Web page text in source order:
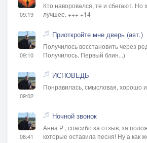
09:19
Кто наворовался, те и сбегают. Но
лучшее. +++ +14
09:10
Приоткройте мне дверь (авт.)
Получилось восстановить через
Получилось. Первый блин...)
09:02
ИСПОВЕДЬ
Понравилась, смысловая, хорошо
08:41
Ночной звонок
Анна Р., спасибо за отзыв, за
которые оставила песня! Ну а как